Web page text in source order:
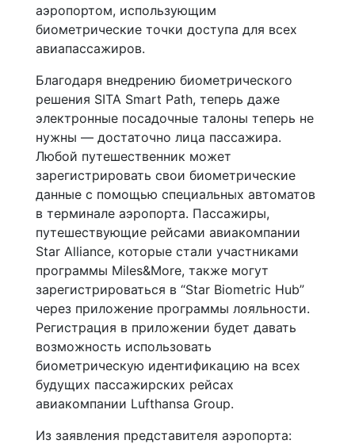
аэропортом, использующим
биометрические точки доступа для всех
авиапассажиров.
Благодаря внедрению биометрического
решения SITA Smart Path, теперь даже
электронные посадочные талоны теперь не
нужны — достаточно лица пассажира.
Любой путешественник может
зарегистрировать свои биометрические
данные с помощью специальных автоматов
в терминале аэропорта. Пассажиры,
путешествующие рейсами авиакомпании
Star Alliance, которые стали участниками
программы Miles&More, также могут
зарегистрироваться в “Star Biometric Hub”
через приложение программы лояльности.
Регистрация в приложении будет давать
возможность использовать
биометрическую идентификацию на всех
будущих пассажирских рейсах
авиакомпании Lufthansa Group.
Из заявления представителя аэропорта: